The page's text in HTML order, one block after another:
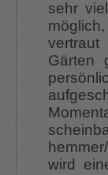
sehr
Gärten
wird